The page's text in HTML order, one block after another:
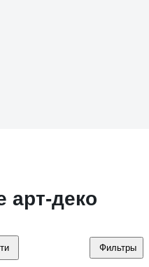
арт-деко
Фильтры